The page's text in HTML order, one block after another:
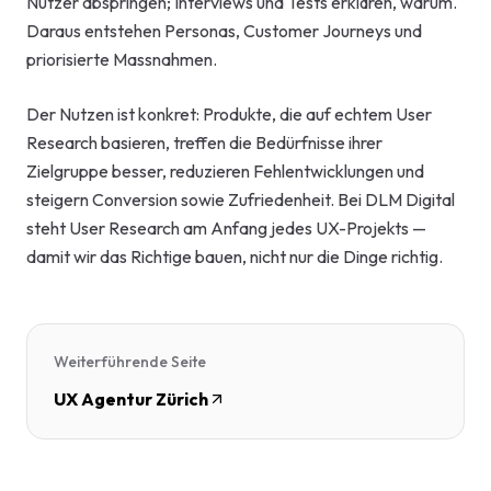
Daraus entstehen Personas, Customer Journeys und
priorisierte Massnahmen.
Der Nutzen ist konkret: Produkte, die auf echtem User
Research basieren, treffen die Bedürfnisse ihrer
Zielgruppe besser, reduzieren Fehlentwicklungen und
steigern Conversion sowie Zufriedenheit. Bei DLM Digital
steht User Research am Anfang jedes UX-Projekts —
damit wir das Richtige bauen, nicht nur die Dinge richtig.
Weiterführende Seite
UX Agentur Zürich